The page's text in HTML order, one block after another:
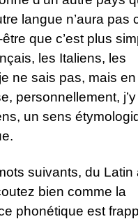
langue n’aura pas
que c’est plus
les Italiens, les
ne sais pas, mais
personnellement, j’y
un sens
suivants, du Latin
bien comme la
phonétique est